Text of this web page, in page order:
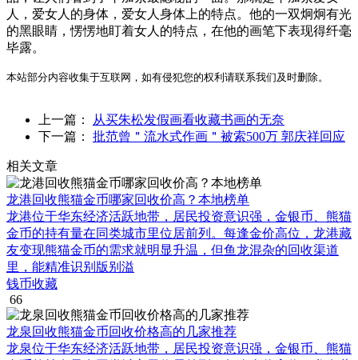
人，爱女人的身体，爱女人身体上的特点。他的一双炯炯有光
的黑眼睛，愣愣地盯着女人的特点，在他的画笔下表现得纤毫
毕露。
本站部分内容收集于互联网，如有侵犯您的权利请联系我们及时删除。
上一篇：
从买朱松发假画看收藏书画的无奈
下一篇： 批范曾＂流水式作画＂被索500万 郭庆祥回应
相关文章
龙港回收熊猫金币哪家回收价高？本地榜单
龙港位于华东经济活跃地带，居民投资意识强，金银币、熊猫
金币的持有量在同类城市里位居前列。每逢金价高位，龙港藏
友变现熊猫金币的需求就明显升温，但鱼龙混杂的回收渠道
里，能精准识别版别溢
钱币收藏
66
龙泉回收熊猫金币回收价格高的几家推荐
龙泉位于华东经济活跃地带，居民投资意识强，金银币、熊猫